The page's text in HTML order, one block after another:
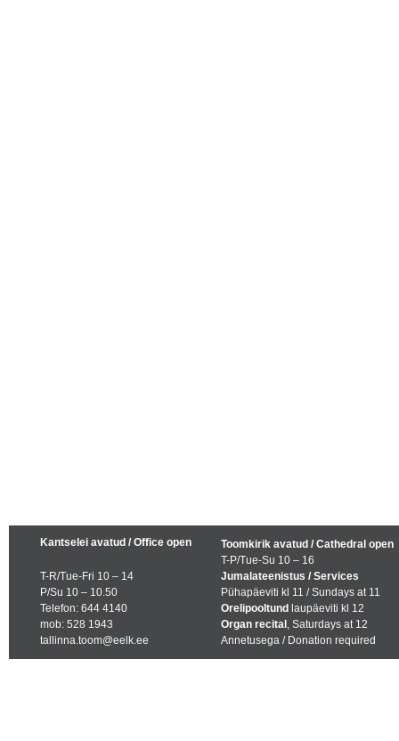
Kantselei avatud / Office open
T-R/Tue-Fri 10 – 14
P/Su 10 – 10.50
Telefon: 644 4140
mob: 528 1943
tallinna.toom@eelk.ee
Toomkirik avatud / Cathedral open
T-P/Tue-Su 10 – 16
Jumalateenistus / Services
Pühapäeviti kl 11 / Sundays at 11
Orelipooltund laupäeviti kl 12
Organ recital , Saturdays at 12
Annetusega / Donation required